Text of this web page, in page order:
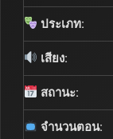
ประเภท:
เสียง:
สถานะ:
จำนวนตอน: